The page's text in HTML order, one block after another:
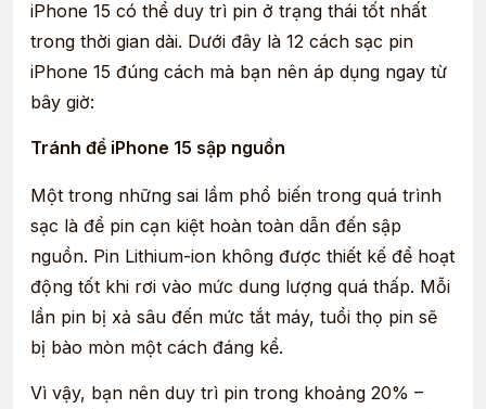
iPhone 15 có thể duy trì pin ở trạng thái tốt nhất
trong thời gian dài. Dưới đây là 12 cách sạc pin
iPhone 15 đúng cách mà bạn nên áp dụng ngay từ
bây giờ:
Tránh để iPhone 15 sập nguồn
Một trong những sai lầm phổ biến trong quá trình
sạc là để pin cạn kiệt hoàn toàn dẫn đến sập
nguồn. Pin Lithium-ion không được thiết kế để hoạt
động tốt khi rơi vào mức dung lượng quá thấp. Mỗi
lần pin bị xả sâu đến mức tắt máy, tuổi thọ pin sẽ
bị bào mòn một cách đáng kể.
Vì vậy, bạn nên duy trì pin trong khoảng 20% –